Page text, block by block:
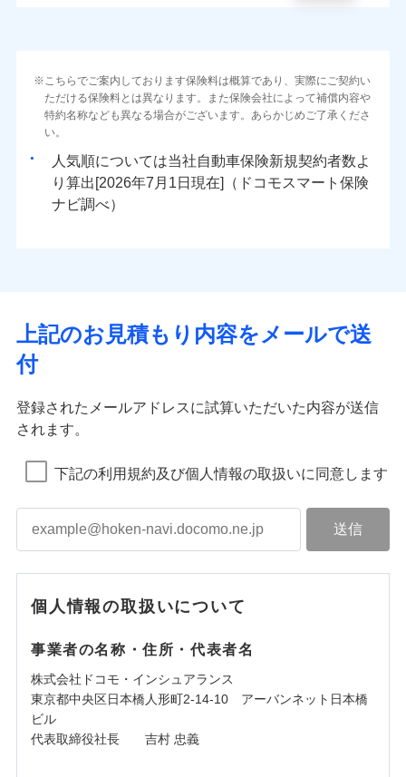
こちらでご案内しております保険料は概算であり、実際にご契約い
ただける保険料とは異なります。また保険会社によって補償内容や
特約名称なども異なる場合がございます。あらかじめご了承くださ
い。
人気順については当社
新規契約者数よ
り算出[
年 月
日現在]（ドコモスマート保険
ナビ調べ）
上記のお見積もり内容をメールで送
付
登録されたメールアドレスに試算いただいた内容が送信
されます。
下記の利用規約及び個人情報の取扱いに同意します
個人情報の取扱いについて
事業者の名称・住所・代表者名
株式会社ドコモ・インシュアランス
東京都中央区日本橋人形町2-14-10 アーバンネット日本橋
ビル
代表取締役社長 吉村 忠義